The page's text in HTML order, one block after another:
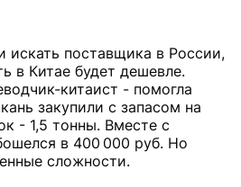
искать поставщика в России,
в Китае будет дешевле.
китаист - помогла
закупили с запасом на
- 1,5 тонны. Вместе с
в 400 000 руб. Но
сложности.